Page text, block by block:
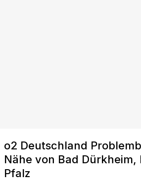
o2 Deutschland
Nähe von Bad Dürkheim,
Pfalz